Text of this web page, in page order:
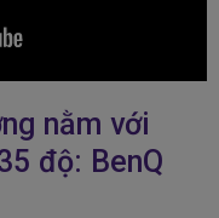
nằm với
độ: BenQ